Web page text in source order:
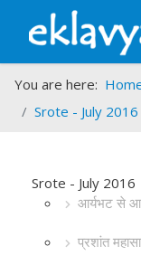
You are here:
Srote - July 2016
Srote - July 2016
आर्यभट से
प्रशांत